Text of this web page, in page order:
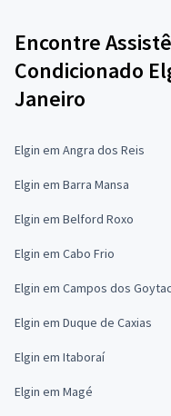
Encontre
Condicionado
Janeiro
Elgin em Angra dos Reis
Elgin em Barra Mansa
Elgin em Belford Roxo
Elgin em Cabo Frio
Elgin em Campos dos
Elgin em Duque de Caxias
Elgin em Itaboraí
Elgin em Magé